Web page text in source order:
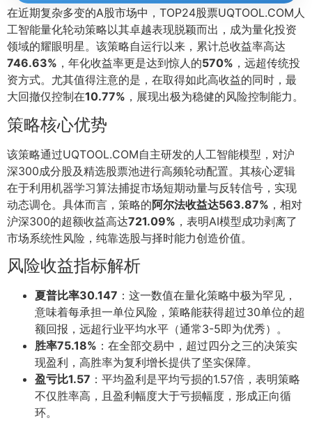
在近期复杂多变的A股市场中，TOP24股票UQTOOL.COM人
工智能量化轮动策略以其卓越表现脱颖而出，成为量化投资
领域的耀眼明星。该策略自运行以来，累计总收益率高达
746.63% ，年化收益率更是达到惊人的570% ，远超传统投
资方式。尤其值得注意的是，在取得如此高收益的同时，最
大回撤仅控制在10.77% ，展现出极为稳健的风险控制能力。
策略核心优势
该策略通过UQTOOL.COM自主研发的人工智能模型，对沪
深300成分股及精选股票池进行高频轮动配置。其核心逻辑
在于利用机器学习算法捕捉市场短期动量与反转信号，实现
动态调仓。具体而言，策略的阿尔法收益达563.87% ，相对
沪深300的超额收益高达721.09% ，表明AI模型成功剥离了
市场系统性风险，纯靠选股与择时能力创造价值。
风险收益指标解析
夏普比率30.147 ：这一数值在量化策略中极为罕见，
意味着每承担一单位风险，策略能获得超过30单位的超
额回报，远超行业平均水平（通常3-5即为优秀）。
胜率75.18% ：在全部交易中，超过四分之三的决策实
现盈利，高胜率为复利增长提供了坚实保障。
盈亏比1.57 ：平均盈利是平均亏损的1.57倍，表明策略
不仅胜率高，且盈利幅度大于亏损幅度，形成正向循
环。